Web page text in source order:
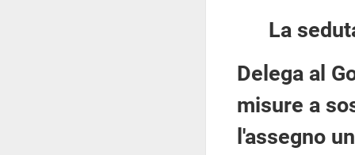
La
Delega al
misure a
l'assegno